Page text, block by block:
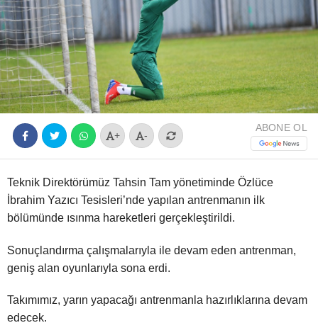
+ -
ABONE OL
Teknik Direktörümüz Tahsin Tam yönetiminde Özlüce
İbrahim Yazıcı Tesisleri’nde yapılan antrenmanın ilk
bölümünde ısınma hareketleri gerçekleştirildi.
Sonuçlandırma çalışmalarıyla ile devam eden antrenman,
geniş alan oyunlarıyla sona erdi.
Takımımız, yarın yapacağı antrenmanla hazırlıklarına devam
edecek.